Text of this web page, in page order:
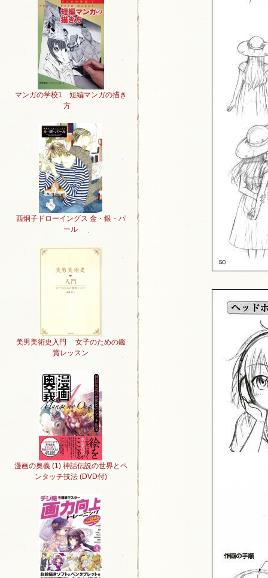
マンガの学校1 短編マンガの描き
方
西炯子ドローイングス 金・銀・パ
ール
美男美術史入門 女子のための鑑
賞レッスン
漫画の奥義 (1) 神話伝説の世界とペ
ンタッチ技法 (DVD付)